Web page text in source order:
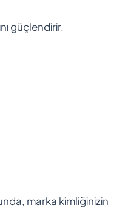
güçlendirir.
marka kimliğinizin